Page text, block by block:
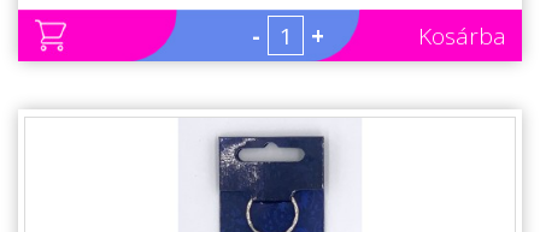
Névnapi ajándékok - + Kosárba